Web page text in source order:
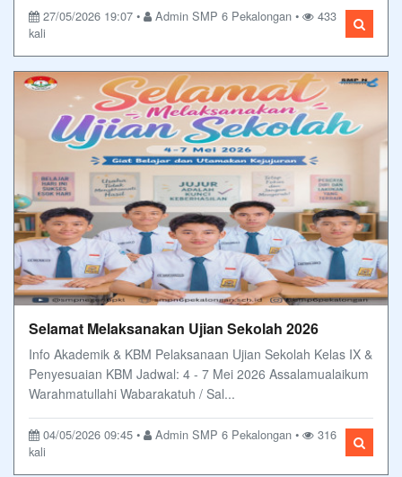
27/05/2026 19:07 • Admin SMP 6 Pekalongan •
433
kali
Selamat Melaksanakan Ujian Sekolah 2026
Info Akademik & KBM Pelaksanaan Ujian Sekolah Kelas IX &
Penyesuaian KBM Jadwal: 4 - 7 Mei 2026 Assalamualaikum
Warahmatullahi Wabarakatuh / Sal...
04/05/2026 09:45 • Admin SMP 6 Pekalongan •
316
kali